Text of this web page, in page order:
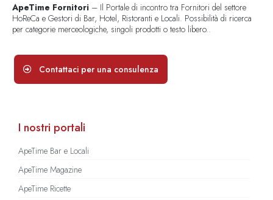
ApeTime Fornitori – Il Portale di incontro tra Fornitori del settore
HoReCa e Gestori di Bar, Hotel, Ristoranti e Locali. Possibilità di ricerca
per categorie merceologiche, singoli prodotti o testo libero..
Contattaci per una consulenza
I nostri portali
ApeTime Bar e Locali
ApeTime Magazine
ApeTime Ricette